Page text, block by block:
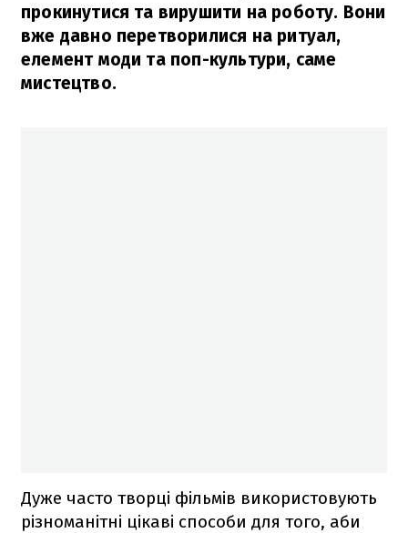
прокинутися та вирушити на роботу. Вони
вже давно перетворилися на ритуал,
елемент моди та поп-культури, саме
мистецтво.
Дуже часто творці фільмів використовують
різноманітні цікаві способи для того, аби